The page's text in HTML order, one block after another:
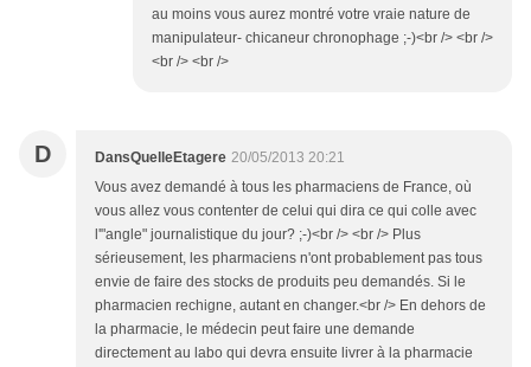
au moins vous aurez montré votre vraie nature de
manipulateur- chicaneur chronophage ;-)<br /> <br />
<br /> <br />
D DansQuelleEtagere 20/05/2013 20:21
Vous avez demandé à tous les pharmaciens de France, où
vous allez vous contenter de celui qui dira ce qui colle avec
l'"angle" journalistique du jour? ;-)<br /> <br /> Plus
sérieusement, les pharmaciens n'ont probablement pas tous
envie de faire des stocks de produits peu demandés. Si le
pharmacien rechigne, autant en changer.<br /> En dehors de
la pharmacie, le médecin peut faire une demande
directement au labo qui devra ensuite livrer à la pharmacie